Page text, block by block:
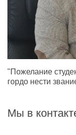
"Пожелание
гордо нести
Мы в